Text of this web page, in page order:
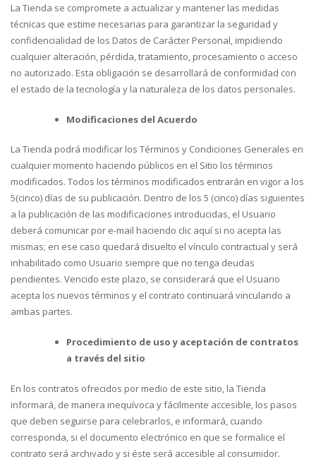
La Tienda se compromete a actualizar y mantener las medidas
técnicas que estime necesarias para garantizar la seguridad y
confidencialidad de los Datos de Carácter Personal, impidiendo
cualquier alteración, pérdida, tratamiento, procesamiento o acceso
no autorizado. Esta obligación se desarrollará de conformidad con
el estado de la tecnología y la naturaleza de los datos personales.
Modificaciones del Acuerdo
La Tienda podrá modificar los Términos y Condiciones Generales en
cualquier momento haciendo públicos en el Sitio los términos
modificados. Todos los términos modificados entrarán en vigor a los
5(cinco) días de su publicación. Dentro de los 5 (cinco) días siguientes
a la publicación de las modificaciones introducidas, el Usuario
deberá comunicar por e-mail haciendo clic aquí si no acepta las
mismas; en ese caso quedará disuelto el vínculo contractual y será
inhabilitado como Usuario siempre que no tenga deudas
pendientes. Vencido este plazo, se considerará que el Usuario
acepta los nuevos términos y el contrato continuará vinculando a
ambas partes.
Procedimiento de uso y aceptación de contratos
a través del sitio
En los contratos ofrecidos por medio de este sitio, la Tienda
informará, de manera inequívoca y fácilmente accesible, los pasos
que deben seguirse para celebrarlos, e informará, cuando
corresponda, si el documento electrónico en que se formalice el
contrato será archivado y si éste será accesible al consumidor.